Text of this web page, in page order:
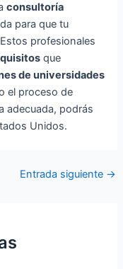
consultoría
para que tu
profesionales
que
de universidades
el proceso de
adecuada, podrás
Unidos.
Entrada siguiente →